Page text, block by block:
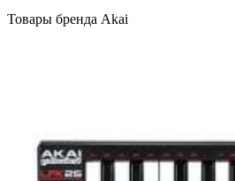
Товары бренда Akai